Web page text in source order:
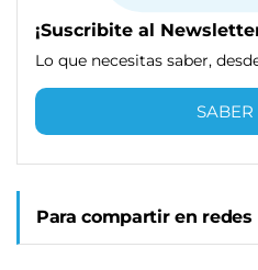
¡Suscribite al
Lo que necesitas saber,
Para compartir en redes